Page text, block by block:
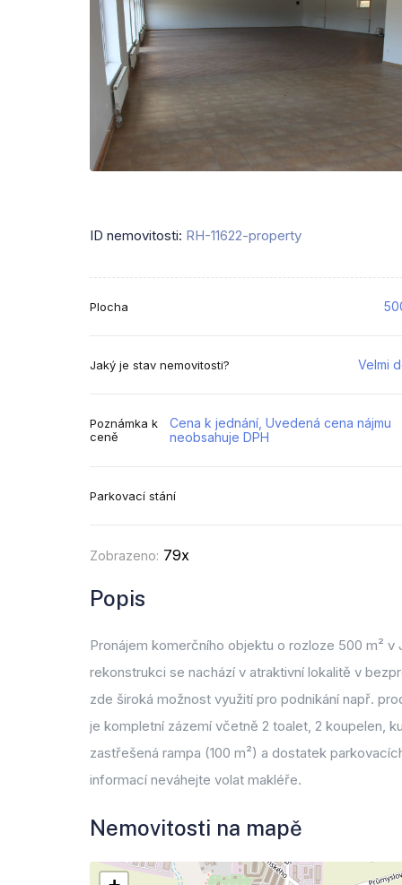
ID nemovitosti: RH-11622-property
Plocha
Jaký je stav nemovitosti? Velmi
Poznámka k
ceně
Cena k jednání, Uvedená cena nájmu
neobsahuje DPH
Parkovací stání
Zobrazeno: 79x
Popis
Pronájem komerčního objektu o rozloze 500 m²
rekonstrukci se nachází v atraktivní lokalitě v
zde široká možnost využití pro podnikání např.
je kompletní zázemí včetně 2 toalet, 2 koupelen,
zastřešená rampa (100 m²) a dostatek
informací neváhejte volat makléře.
Nemovitosti na mapě